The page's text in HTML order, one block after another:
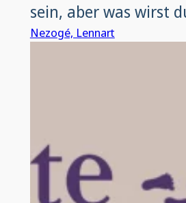
sein, aber was wirst
Nezogé, Lennart